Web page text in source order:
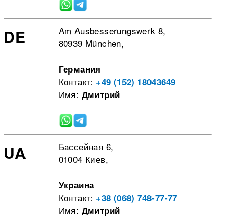
DE
Am Ausbesserungswerk 8,
80939 München,
Германия
Контакт: +49 (152) 18043649
Имя: Дмитрий
UA
Бассейная 6,
01004 Киев,
Украина
Контакт: +38 (068) 748-77-77
Имя: Дмитрий